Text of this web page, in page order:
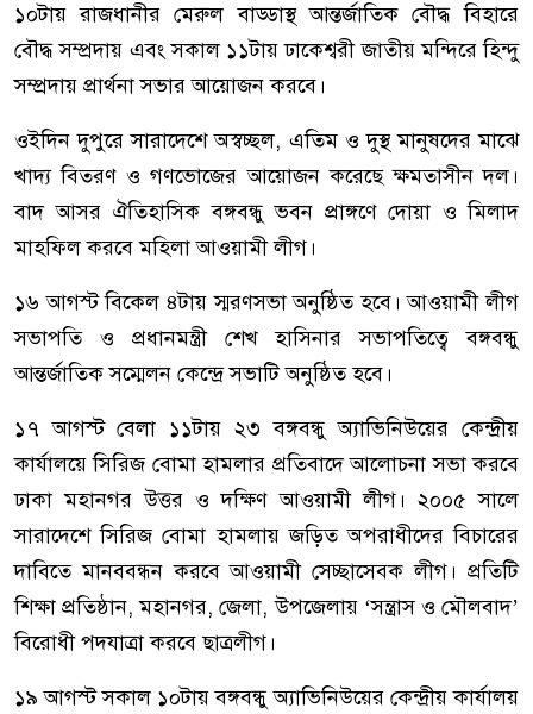
১০টায় রাজধানীর মেরুল বাড্ডাস্থ আন্তর্জাতিক বৌদ্ধ বিহারে
বৌদ্ধ সম্প্রদায় এবং সকাল ১১টায় ঢাকেশ্বরী জাতীয় মন্দিরে হিন্দু
সম্প্রদায় প্রার্থনা সভার আয়োজন করবে।
ওইদিন দুপুরে সারাদেশে অস্বচ্ছল, এতিম ও দুস্থ মানুষদের মাঝে
খাদ্য বিতরণ ও গণভোজের আয়োজন করেছে ক্ষমতাসীন দল।
বাদ আসর ঐতিহাসিক বঙ্গবন্ধু ভবন প্রাঙ্গণে দোয়া ও মিলাদ
মাহফিল করবে মহিলা আওয়ামী লীগ।
১৬ আগস্ট বিকেল ৪টায় স্মরণসভা অনুষ্ঠিত হবে। আওয়ামী লীগ
সভাপতি ও প্রধানমন্ত্রী শেখ হাসিনার সভাপতিত্বে বঙ্গবন্ধু
আন্তর্জাতিক সম্মেলন কেন্দ্রে সভাটি অনুষ্ঠিত হবে।
১৭ আগস্ট বেলা ১১টায় ২৩ বঙ্গবন্ধু অ্যাভিনিউয়ের কেন্দ্রীয়
কার্যালয়ে সিরিজ বোমা হামলার প্রতিবাদে আলোচনা সভা করবে
ঢাকা মহানগর উত্তর ও দক্ষিণ আওয়ামী লীগ। ২০০৫ সালে
সারাদেশে সিরিজ বোমা হামলায় জড়িত অপরাধীদের বিচারের
দাবিতে মানববন্ধন করবে আওয়ামী সেচ্ছাসেবক লীগ। প্রতিটি
শিক্ষা প্রতিষ্ঠান, মহানগর, জেলা, উপজেলায় ‘সন্ত্রাস ও মৌলবাদ’
বিরোধী পদযাত্রা করবে ছাত্রলীগ।
১৯ আগস্ট সকাল ১০টায় বঙ্গবন্ধু অ্যাভিনিউয়ের কেন্দ্রীয় কার্যালয়